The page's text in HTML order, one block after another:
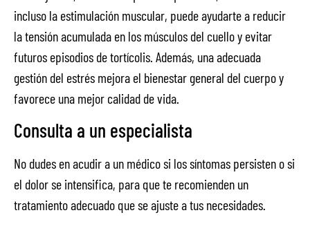
incluso la estimulación muscular, puede ayudarte a reducir
la tensión acumulada en los músculos del cuello y evitar
futuros episodios de tortícolis. Además, una adecuada
gestión del estrés mejora el bienestar general del cuerpo y
favorece una mejor calidad de vida.
Consulta a un especialista
No dudes en acudir a un médico si los síntomas persisten o si
el dolor se intensifica, para que te recomienden un
tratamiento adecuado que se ajuste a tus necesidades.